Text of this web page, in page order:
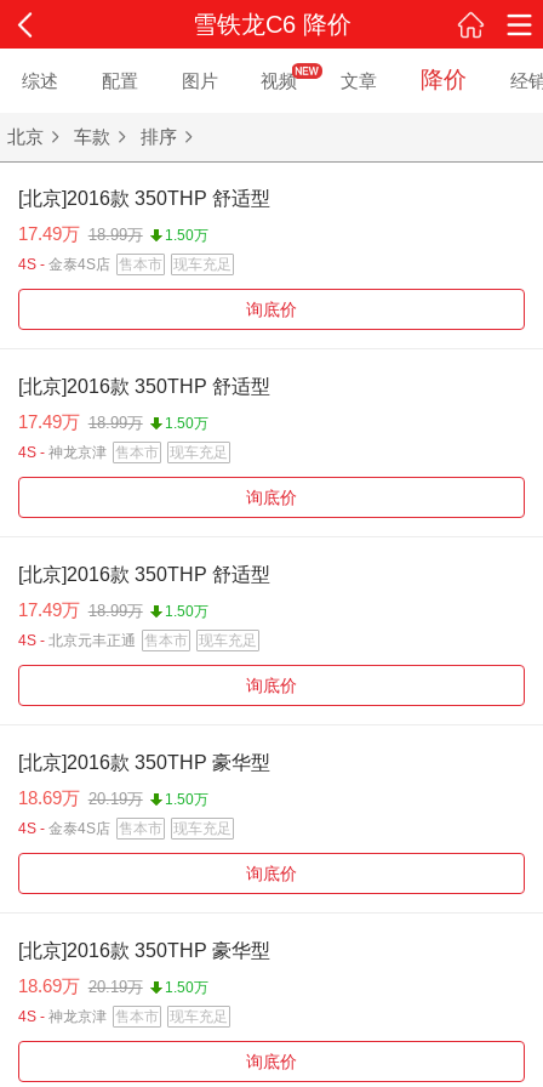
雪铁龙C6 降价
综述 配置 图片 视频 文章 降价 经
北京 车款 排序
[北京]2016款 350THP 舒适型
17.49万 18.99万
1.50万
4S - 金泰4S店 售本市 现车充足
询底价
[北京]2016款 350THP 舒适型
17.49万 18.99万
1.50万
4S - 神龙京津 售本市 现车充足
询底价
[北京]2016款 350THP 舒适型
17.49万 18.99万
1.50万
4S - 北京元丰正通 售本市 现车充足
询底价
[北京]2016款 350THP 豪华型
18.69万 20.19万
1.50万
4S - 金泰4S店 售本市 现车充足
询底价
[北京]2016款 350THP 豪华型
18.69万 20.19万
1.50万
4S - 神龙京津 售本市 现车充足
询底价